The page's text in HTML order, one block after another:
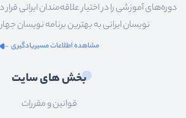
دوره‌های آموزشی را در اختیار علاقه‌مندان ایرانی
نویسان ایرانی به بهترین برنامه نویسان
مشاهده اطلاعات مسیریادگیری
بخش های سایت
قوانین و مقررات